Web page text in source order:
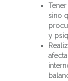
sino
y